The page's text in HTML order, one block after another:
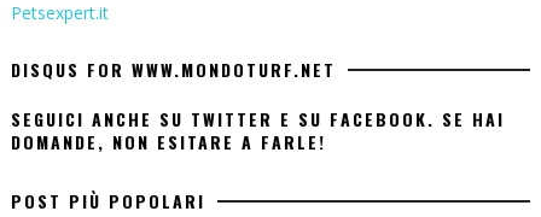
Petsexpert.it
DISQUS FOR WWW.MONDOTURF.NET
SEGUICI ANCHE SU TWITTER E SU FACEBOOK. SE HAI
DOMANDE, NON ESITARE A FARLE!
POST PIÙ POPOLARI